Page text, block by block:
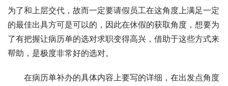
为了和上层交代，故而一定要请假员工在这角度上满足一定
的最佳出具方可是可以的，因此在休假的获取角度，想要为
了有把握让病历单的选对求职变得高兴，借助于这些方式来
帮助，是极度非常好的选对。
在病历单补办的具体内容上要写的详细，在出发点角度